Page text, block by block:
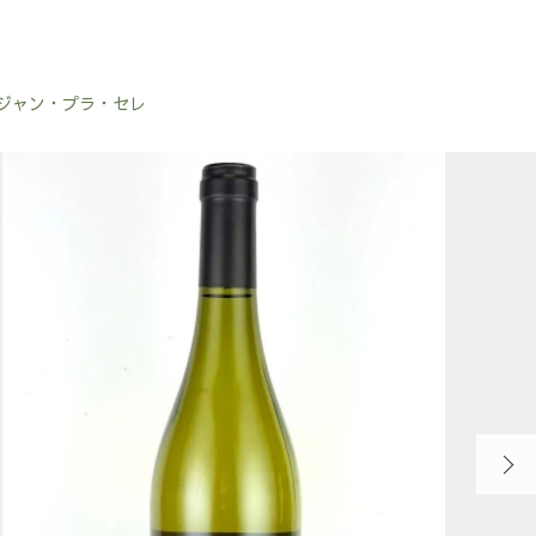
ン・プラ・セレ